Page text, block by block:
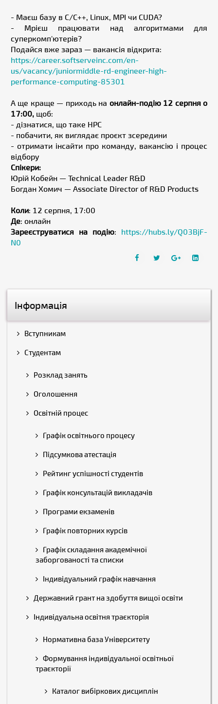
Інформація
Вступникам
Студентам
Розклад занять
Оголошення
Освітній процес
Графік освітнього процесу
Підсумкова атестація
Рейтинг успішності студентів
Графік консультацій викладачів
Програми екзаменів
Графік повторних курсів
Графік складання академічної
заборгованості та списки
Індивідуальний графік навчання
Державний грант на здобуття вищої освіти
Індивідуальна освітня траєкторія
Нормативна база Університету
Формування індивідуальної освітньої
траєкторії
Каталог вибіркових дисциплін
- Маєш базу в C/C++, Linux, MPI чи CUDA?
- Мрієш працювати над алгоритмами для
суперкомп'ютерів?
Подайся вже зараз — вакансія відкрита:
https://career.softserveinc.com/en-
us/vacancy/juniormiddle-rd-engineer-high-
performance-computing-85301
А ще краще — приходь на онлайн-подію 12 серпня о
17:00, щоб:
- дізнатися, що таке HPC
- побачити, як виглядає проєкт зсередини
- отримати інсайти про команду, вакансію і процес
відбору
Спікери:
Юрій Кобейн — Technical Leader R&D
Богдан Хомич — Associate Director of R&D Products
Коли: 12 серпня, 17:00
Де: онлайн
Зареєструватися на подію: https://hubs.ly/Q03BjF-
N0